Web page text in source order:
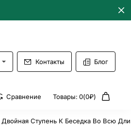
Контакты Блог
Сравнение Товары: 0(0₽)
Двойная Ступень К Беседка Во Всю